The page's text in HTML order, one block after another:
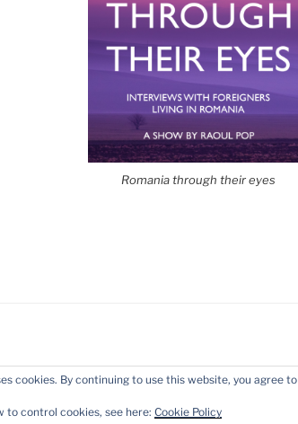
Romania through their eyes
YouTube InstagramTikTok
cookies. By continuing to use this website, you agree
to control cookies, see here: Cookie Policy